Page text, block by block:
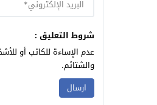
شروط التعليق :
عدم الإساءة للكاتب أو
والشتائم.